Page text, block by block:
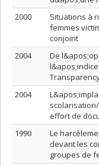
2000
Situations à
femmes
conjoint
2004
De
2004
scolarisation/
effort de
1990
Le
devant les
groupes de